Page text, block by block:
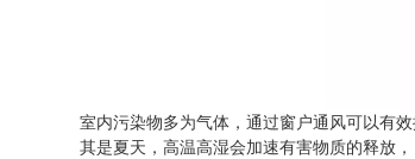
室内污染物多为气体，通过窗户通风可以有
其是夏天，高温高湿会加速有害物质的释放